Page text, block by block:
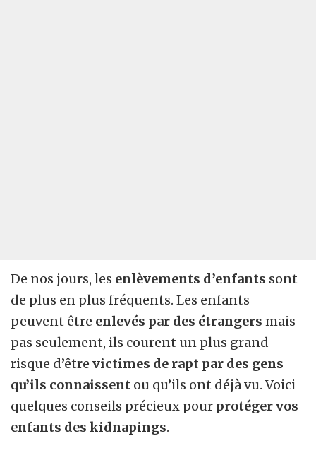
De nos jours, les enlèvements d’enfants sont
de plus en plus fréquents. Les enfants
peuvent être enlevés par des étrangers mais
pas seulement, ils courent un plus grand
risque d’être victimes de rapt par des gens
qu’ils connaissent ou qu’ils ont déjà vu. Voici
quelques conseils précieux pour protéger vos
enfants des kidnapings.